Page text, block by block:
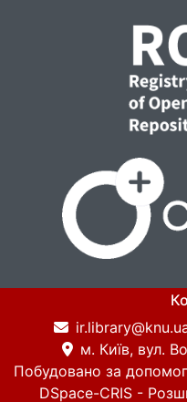
м. Київ, вул.
Побудовано за
DSpace-CRIS -